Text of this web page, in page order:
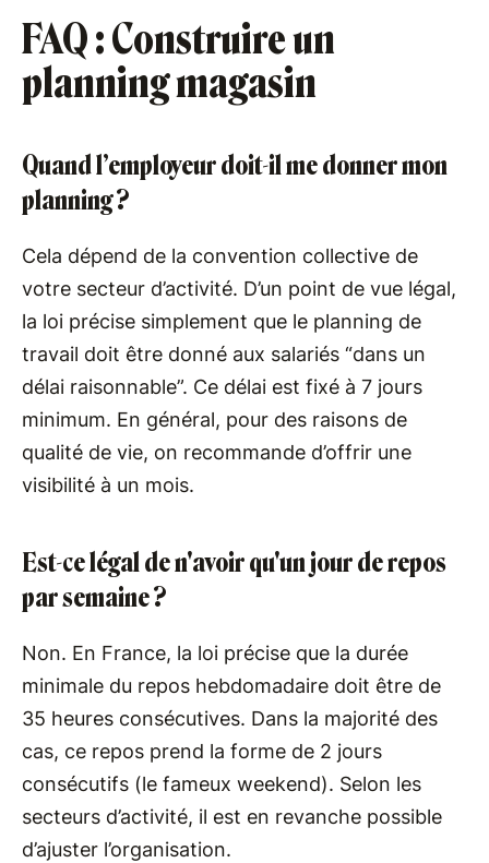
FAQ : Construire un
planning magasin
Quand l’employeur doit-il me donner mon
planning ?
Cela dépend de la convention collective de
votre secteur d’activité. D’un point de vue légal,
la loi précise simplement que le planning de
travail doit être donné aux salariés “dans un
délai raisonnable”. Ce délai est fixé à 7 jours
minimum. En général, pour des raisons de
qualité de vie, on recommande d’offrir une
visibilité à un mois.
Est-ce légal de n'avoir qu'un jour de repos
par semaine ?
Non. En France, la loi précise que la durée
minimale du repos hebdomadaire doit être de
35 heures consécutives. Dans la majorité des
cas, ce repos prend la forme de 2 jours
consécutifs (le fameux weekend). Selon les
secteurs d’activité, il est en revanche possible
d’ajuster l’organisation.